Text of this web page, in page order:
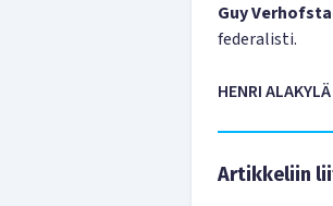
Guy
federalisti.
HENRI ALAKYLÄ
Artikkeliin